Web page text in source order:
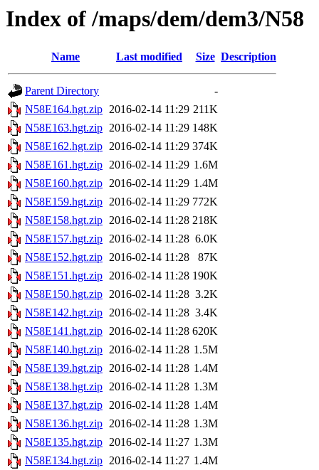
Index of /maps/dem/dem3/N58
Name Last modified Size Description
Parent Directory
-
N58E164.hgt.zip 2016-02-14 11:29 211K
N58E163.hgt.zip 2016-02-14 11:29 148K
N58E162.hgt.zip 2016-02-14 11:29 374K
N58E161.hgt.zip 2016-02-14 11:29 1.6M
N58E160.hgt.zip 2016-02-14 11:29 1.4M
N58E159.hgt.zip 2016-02-14 11:29 772K
N58E158.hgt.zip 2016-02-14 11:28 218K
N58E157.hgt.zip 2016-02-14 11:28 6.0K
N58E152.hgt.zip 2016-02-14 11:28
87K
N58E151.hgt.zip 2016-02-14 11:28 190K
N58E150.hgt.zip 2016-02-14 11:28 3.2K
N58E142.hgt.zip 2016-02-14 11:28 3.4K
N58E141.hgt.zip 2016-02-14 11:28 620K
N58E140.hgt.zip 2016-02-14 11:28 1.5M
N58E139.hgt.zip 2016-02-14 11:28 1.4M
N58E138.hgt.zip 2016-02-14 11:28 1.3M
N58E137.hgt.zip 2016-02-14 11:28 1.4M
N58E136.hgt.zip 2016-02-14 11:28 1.3M
N58E135.hgt.zip 2016-02-14 11:27 1.3M
N58E134.hgt.zip 2016-02-14 11:27 1.4M